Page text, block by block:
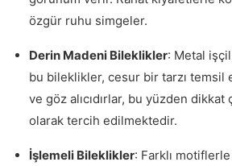
özgür ruhu simgeler.
Derin Madeni Bileklikler: Metal
bu bileklikler, cesur bir tarzı temsil
ve göz alıcıdırlar, bu yüzden
olarak tercih edilmektedir.
İşlemeli Bileklikler: Farklı